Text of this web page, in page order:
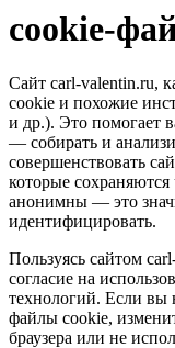
cookie-
Сайт carl-valentin.ru,
cookie и похожие
и др.). Это помогает
— собирать и
совершенствовать
которые
анонимны — это
идентифицировать.
Пользуясь сайтом
согласие на
технологий. Если вы
файлы cookie,
браузера или не